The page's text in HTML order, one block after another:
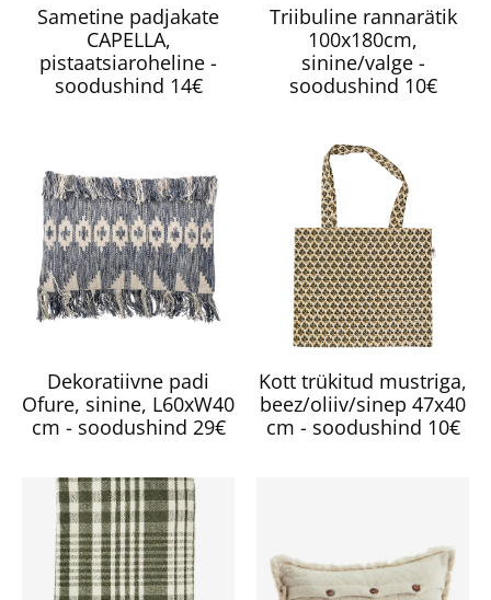
Sametine padjakate
CAPELLA,
pistaatsiaroheline -
soodushind 14€
Triibuline rannarätik
100x180cm,
sinine/valge -
soodushind 10€
Dekoratiivne padi
Ofure, sinine, L60xW40
cm - soodushind 29€
Kott trükitud mustriga,
beez/oliiv/sinep 47x40
cm - soodushind 10€